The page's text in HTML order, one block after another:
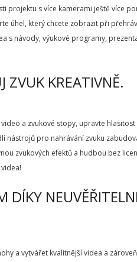
projektu s více kamerami ještě více
úhel, který chcete zobrazit při
s návody, výukové programy,
ZVUK KREATIVNĚ.
a zvukové stopy, upravte
nástrojů pro nahrávání zvuku
zvukových efektů a hudbou bez
DÍKY
a vytvářet kvalitnější videa a